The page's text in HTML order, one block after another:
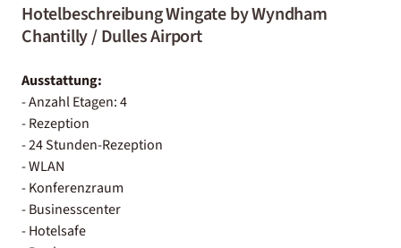
Hotelbeschreibung Wingate by Wyndham
Chantilly / Dulles Airport
Ausstattung:
- Anzahl Etagen: 4
- Rezeption
- 24 Stunden-Rezeption
- WLAN
- Konferenzraum
- Businesscenter
- Hotelsafe